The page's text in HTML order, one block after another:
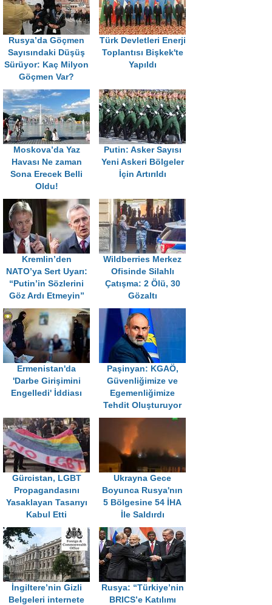
Rusya’da Göçmen
Sayısındaki Düşüş
Sürüyor: Kaç Milyon
Göçmen Var?
Türk Devletleri Enerji
Toplantısı Bişkek'te
Yapıldı
Moskova’da Yaz
Havası Ne zaman
Sona Erecek Belli
Oldu!
Putin: Asker Sayısı
Yeni Askeri Bölgeler
İçin Artırıldı
Kremlin’den
NATO’ya Sert Uyarı:
“Putin’in Sözlerini
Göz Ardı Etmeyin”
Wildberries Merkez
Ofisinde Silahlı
Çatışma: 2 Ölü, 30
Gözaltı
Ermenistan'da
'Darbe Girişimini
Engelledi' İddiası
Paşinyan: KGAÖ,
Güvenliğimize ve
Egemenliğimize
Tehdit Oluşturuyor
Gürcistan, LGBT
Propagandasını
Yasaklayan Tasarıyı
Kabul Etti
Ukrayna Gece
Boyunca Rusya'nın
5 Bölgesine 54 İHA
İle Saldırdı
İngiltere’nin Gizli
Belgeleri internete
Rusya: “Türkiye’nin
BRICS’e Katılımı